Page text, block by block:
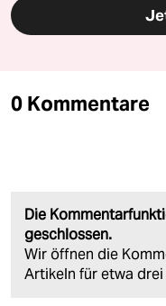
0 Kommentare
Die
geschlossen.
Wir öffnen die
Artikeln für etwa drei